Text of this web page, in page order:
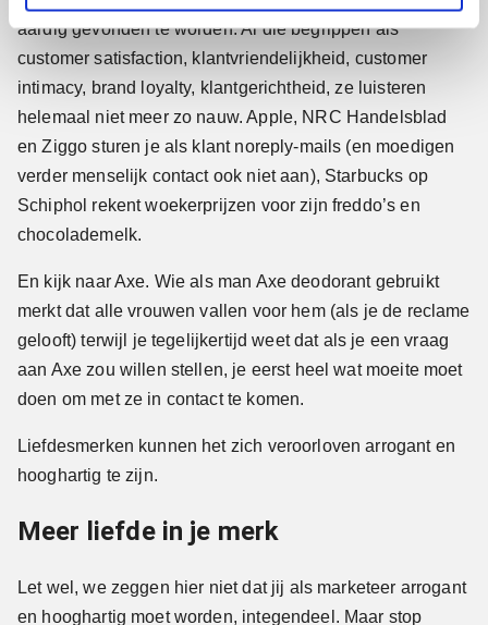
aardig gevonden te worden. Al die begrippen als
customer satisfaction, klantvriendelijkheid, customer
intimacy, brand loyalty, klantgerichtheid, ze luisteren
helemaal niet meer zo nauw. Apple, NRC Handelsblad
en Ziggo sturen je als klant noreply-mails (en moedigen
verder menselijk contact ook niet aan), Starbucks op
Schiphol rekent woekerprijzen voor zijn freddo’s en
chocolademelk.
En kijk naar Axe. Wie als man Axe deodorant gebruikt
merkt dat alle vrouwen vallen voor hem (als je de reclame
gelooft) terwijl je tegelijkertijd weet dat als je een vraag
aan Axe zou willen stellen, je eerst heel wat moeite moet
doen om met ze in contact te komen.
Liefdesmerken kunnen het zich veroorloven arrogant en
hooghartig te zijn.
Meer liefde in je merk
Let wel, we zeggen hier niet dat jij als marketeer arrogant
en hooghartig moet worden, integendeel. Maar stop